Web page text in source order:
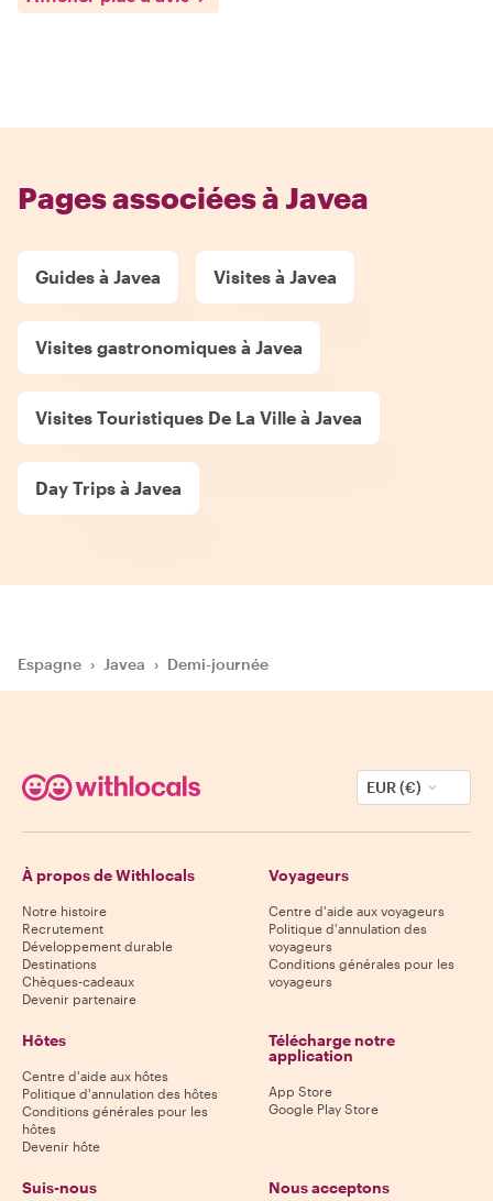
Pages associées à Javea
Guides à Javea Visites à Javea
Visites gastronomiques à Javea
Visites Touristiques De La Ville à Javea
Day Trips à Javea
Espagne › Javea › Demi-journée
EUR (€)
À propos de Withlocals
Notre histoire
Recrutement
Développement durable
Destinations
Chèques-cadeaux
Devenir partenaire
Voyageurs
Centre d'aide aux voyageurs
Politique d'annulation des
voyageurs
Conditions générales pour les
voyageurs
Hôtes
Centre d'aide aux hôtes
Politique d'annulation des hôtes
Conditions générales pour les
hôtes
Devenir hôte
Télécharge notre
application
App Store
Google Play Store
Suis-nous Nous acceptons